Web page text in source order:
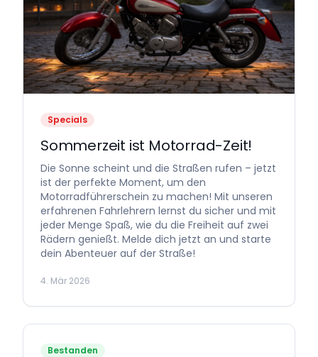
Specials
Sommerzeit ist Motorrad-Zeit!
Die Sonne scheint und die Straßen rufen – jetzt
ist der perfekte Moment, um den
Motorradführerschein zu machen! Mit unseren
erfahrenen Fahrlehrern lernst du sicher und mit
jeder Menge Spaß, wie du die Freiheit auf zwei
Rädern genießt. Melde dich jetzt an und starte
dein Abenteuer auf der Straße!
4. Mär 2026
Bestanden